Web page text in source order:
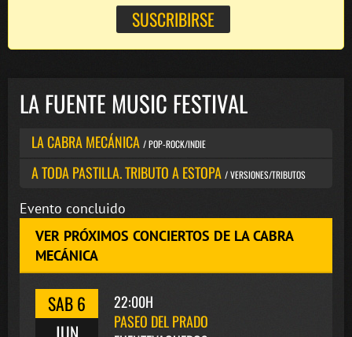
LA FUENTE MUSIC FESTIVAL
LA CABRA MECÁNICA / POP-ROCK/INDIE
A TODA PASTILLA. TRIBUTO A ESTOPA / VERSIONES/TRIBUTOS
Evento concluido
VER PRÓXIMOS CONCIERTOS DE LA CABRA
MECÁNICA
SAB 6
22:00H
PASEO DEL PRADO